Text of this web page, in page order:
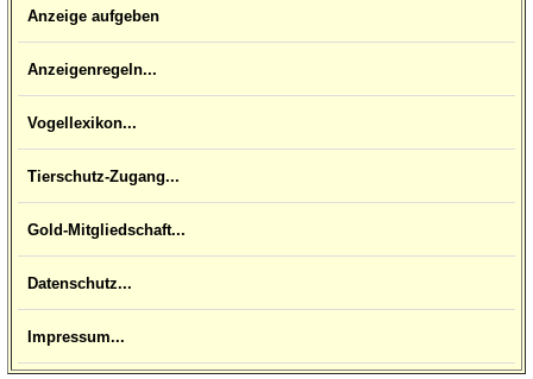
Anzeige aufgeben
Anzeigenregeln...
Vogellexikon...
Tierschutz-Zugang...
Gold-Mitgliedschaft...
Datenschutz...
Impressum...